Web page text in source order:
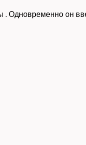
. Одновременно он